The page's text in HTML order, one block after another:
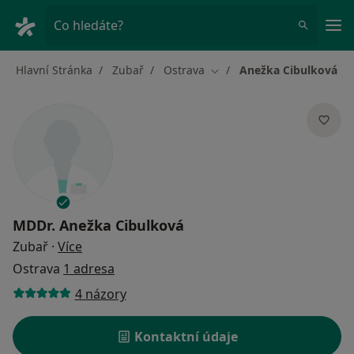
Co hledáte?
Hlavní Stránka Zubař Ostrava Změna města
Anežka Cibulková
MDDr. Anežka Cibulková
Zubař · Více
Ostrava 1 adresa
4 názory
Kontaktní údaje